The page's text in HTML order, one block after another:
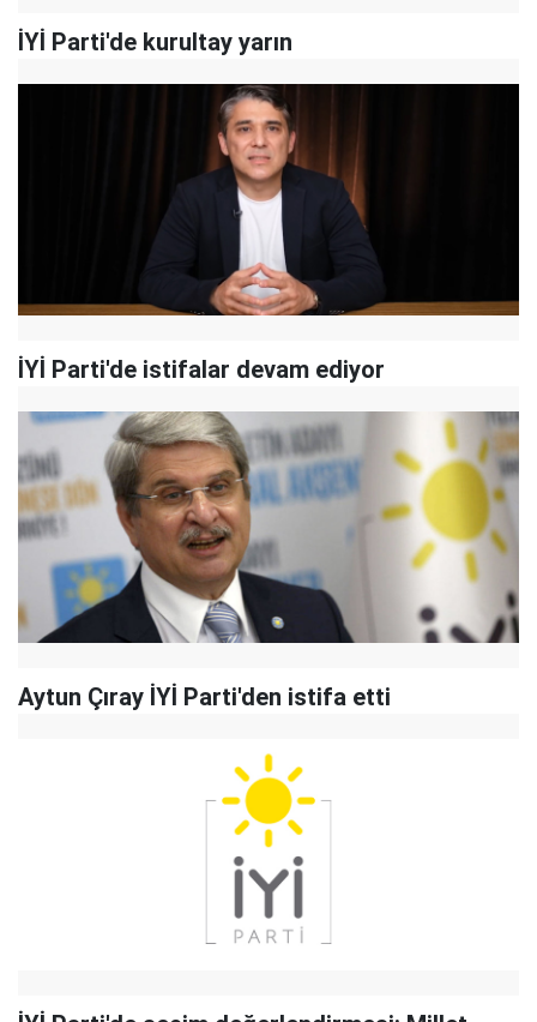
İYİ Parti'de kurultay yarın
İYİ Parti'de istifalar devam ediyor
Aytun Çıray İYİ Parti'den istifa etti